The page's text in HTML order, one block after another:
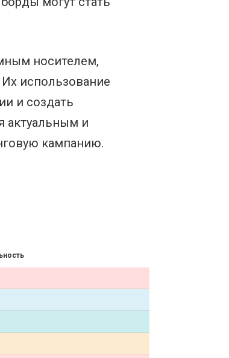
носителем,
использование
и создать
актуальным и
кампанию.